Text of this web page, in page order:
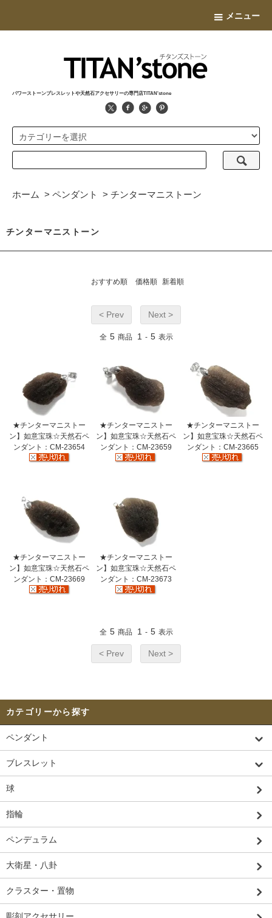
メニュー
パワーストーンブレスレットや天然石アクセサリーの専門店TITAN'stone
ホーム > ペンダント > チンターマニストーン
チンターマニストーン
おすすめ順 価格順 新着順
< Prev Next >
全 5 商品 1 - 5 表示
★チンターマニストー
ン】如意宝珠☆天然石ペ
ンダント：CM-23654
★チンターマニストー
ン】如意宝珠☆天然石ペ
ンダント：CM-23659
★チンターマニストー
ン】如意宝珠☆天然石ペ
ンダント：CM-23665
★チンターマニストー
ン】如意宝珠☆天然石ペ
ンダント：CM-23669
★チンターマニストー
ン】如意宝珠☆天然石ペ
ンダント：CM-23673
全 5 商品 1 - 5 表示
< Prev Next >
カテゴリーから探す
ペンダント
ブレスレット
球
指輪
ペンデュラム
大衛星・八卦
クラスター・置物